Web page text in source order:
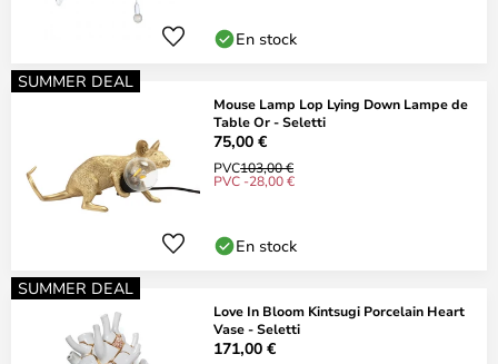
En stock
SUMMER DEAL
Mouse Lamp Lop Lying Down Lampe de
Table Or - Seletti
75,00 €
PVC103,00 €
PVC -28,00 €
En stock
SUMMER DEAL
Love In Bloom Kintsugi Porcelain Heart
Vase - Seletti
171,00 €